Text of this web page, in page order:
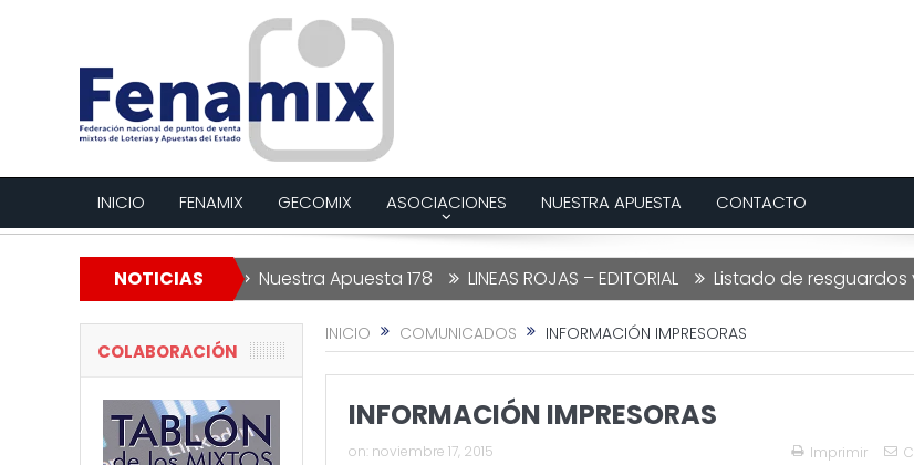
INICIO FENAMIX GECOMIX ASOCIACIONES NUESTRA APUESTA CONTACTO
NOTICIAS
Lotería de Navidad Nuestra Apuesta 178 LINEAS ROJAS – EDITORIAL Listado de resguardos y
INICIO COMUNICADOS INFORMACIÓN IMPRESORAS
INFORMACIÓN IMPRESORAS
on: noviembre 17, 2015 Imprimir
COLABORACIÓN